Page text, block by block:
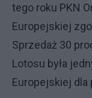
tego roku PKN
Europejskiej
Sprzedaż 30
Lotosu była
Europejskiej dla